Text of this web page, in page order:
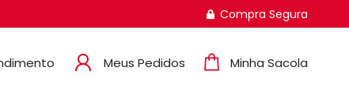
Compra Segura
Meus Pedidos Minha Sacola